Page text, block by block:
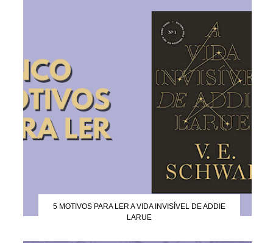
5 MOTIVOS PARA LER A VIDA INVISÍVEL DE ADDIE
LARUE